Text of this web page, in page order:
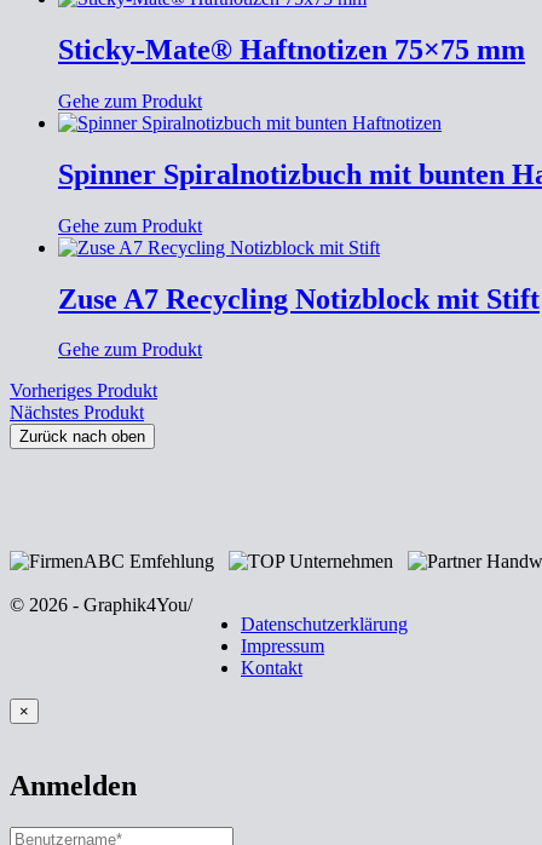
Sticky-Mate® Haftnotizen 75×75 mm
Gehe zum Produkt
Spinner Spiralnotizbuch mit bunten
Gehe zum Produkt
Zuse A7 Recycling Notizblock mit Stift
Gehe zum Produkt
Vorheriges Produkt
Nächstes Produkt
Zurück nach oben
© 2026 - Graphik4You/
Datenschutzerklärung
Impressum
Kontakt
×
Anmelden
BENUTZERNAME